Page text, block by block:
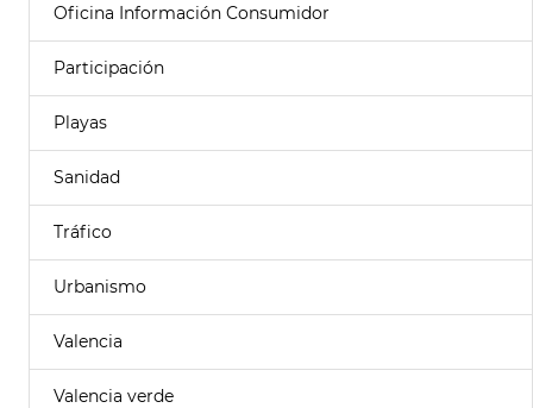
Oficina Información Consumidor
Participación
Playas
Sanidad
Tráfico
Urbanismo
Valencia
Valencia verde